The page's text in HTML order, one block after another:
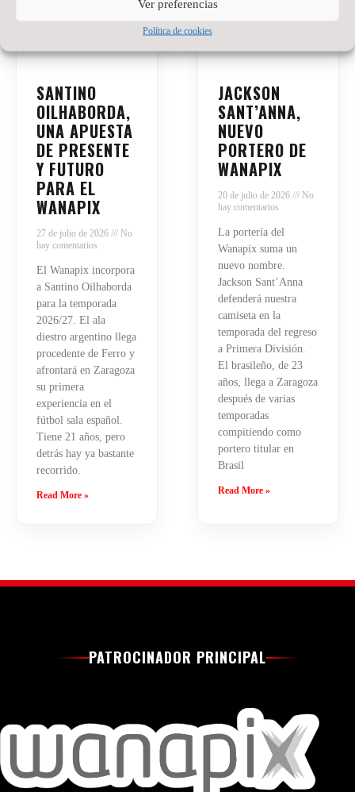
Ver preferencias
Política de cookies
SANTINO
OILHABORDA,
UNA APUESTA
DE PRESENTE
Y FUTURO
PARA EL
WANAPIX
27 de julio de 2026
No
hay comentarios
El Wanapix incorpora
a Santino Oilhaborda
para la temporada
2026/27. El ala
diestro argentino llega
procedente de Ferro y
afrontará en Zaragoza
su primera
experiencia en el
fútbol sala español.
Tiene 21 años, pero
detrás hay ya bastante
recorrido.
Read More »
JACKSON
SANT’ANNA,
NUEVO
PORTERO DE
WANAPIX
20 de julio de 2026
No
hay comentarios
La portería del
Wanapix suma un
nuevo nombre.
Jackson Sant’Anna
defenderá nuestra
camiseta en la
temporada del regreso
a Primera División.
El brasileño, de 23
años, llega a Zaragoza
después de varias
temporadas
compitiendo como
portero titular en
Brasil
Read More »
PATROCINADOR PRINCIPAL